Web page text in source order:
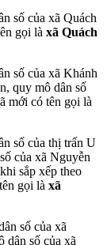
số của xã Quách
gọi là xã Quách
số của xã Khánh
quy mô dân số
mới có tên gọi là
số của thị trấn U
của xã Nguyễn
sắp xếp theo
gọi là xã
số của xã
dân số của xã